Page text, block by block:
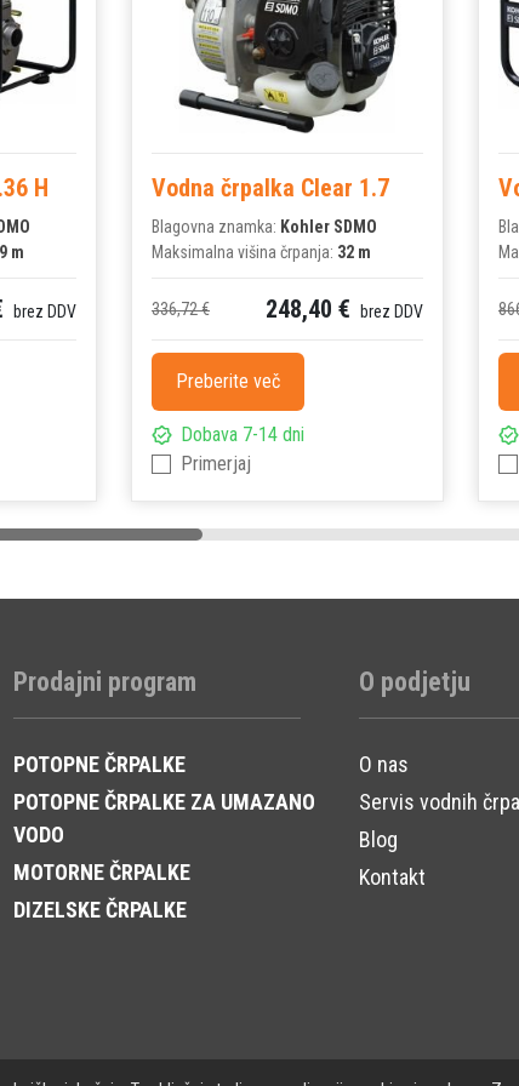
H
m
brez DDV
Vodna črpalka Clear 1.7
Blagovna znamka: Kohler SDMO
Maksimalna višina črpanja: 32 m
336,72 € 248,40 € brez DDV
Preberite več
Dobava 7-14 dni
Primerjaj
Prodajni program
POTOPNE ČRPALKE
POTOPNE ČRPALKE ZA UMAZANO
VODO
MOTORNE ČRPALKE
DIZELSKE ČRPALKE
O podjetju
O nas
Servis vodnih
Blog
Kontakt